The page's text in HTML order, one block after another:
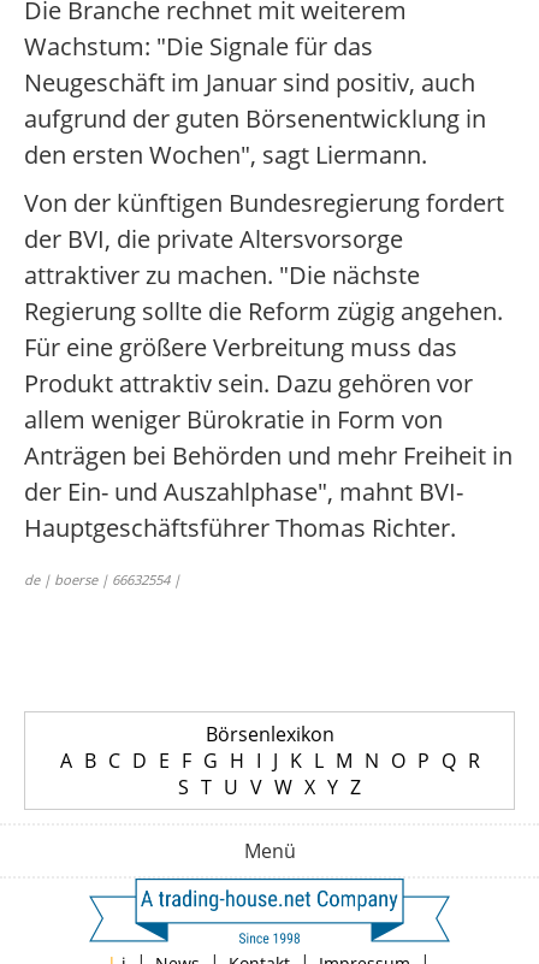
Die Branche rechnet mit weiterem
Wachstum: "Die Signale für das
Neugeschäft im Januar sind positiv, auch
aufgrund der guten Börsenentwicklung in
den ersten Wochen", sagt Liermann.
Von der künftigen Bundesregierung fordert
der BVI, die private Altersvorsorge
attraktiver zu machen. "Die nächste
Regierung sollte die Reform zügig angehen.
Für eine größere Verbreitung muss das
Produkt attraktiv sein. Dazu gehören vor
allem weniger Bürokratie in Form von
Anträgen bei Behörden und mehr Freiheit in
der Ein- und Auszahlphase", mahnt BVI-
Hauptgeschäftsführer Thomas Richter.
de | boerse | 66632554 |
Börsenlexikon
A B C D E F G H I J K L M N O P Q R
S T U V W X Y Z
Menü